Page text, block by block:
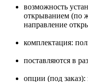
возможность
открыванием (по
направление
комплектация:
поставляются в
опции (под